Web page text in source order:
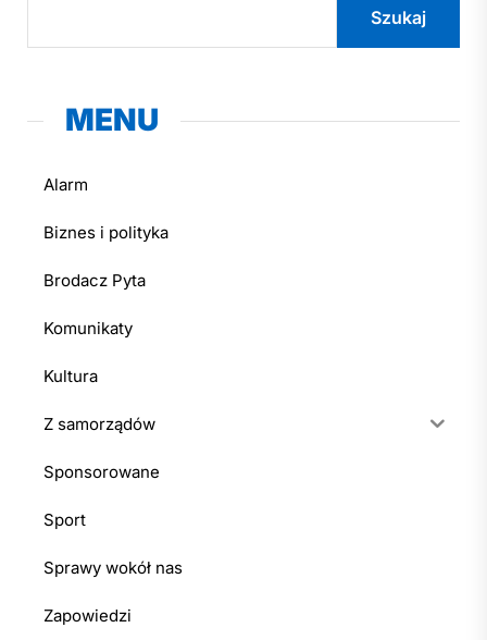
Szukaj
MENU
Alarm
Biznes i polityka
Brodacz Pyta
Komunikaty
Kultura
Z samorządów
Sponsorowane
Sport
Sprawy wokół nas
Zapowiedzi